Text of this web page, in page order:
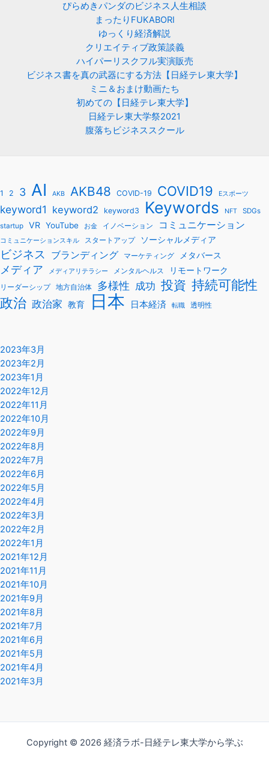
ぴらめきパンダのビジネス人生相談
まったりFUKABORI
ゆっくり経済解説
クリエイティブ政策談義
ハイパーリスクフル実演販売
ビジネス書を真の武器にする方法【日経テレ東大学】
ミニ＆おまけ動画たち
初めての【日経テレ東大学】
日経テレ東大学祭2021
腹落ちビジネススクール
1 2 3 AI AKB AKB48 COVID-19 COVID19 Eスポーツ
keyword1 keyword2 keyword3 Keywords NFT
SDGs
startup
VR YouTube お金 イノベーション コミュニケーション
コミュニケーションスキル スタートアップ ソーシャルメディア
ビジネス ブランディング マーケティング メタバース
メディア メディアリテラシー メンタルヘルス リモートワーク
リーダーシップ 地方自治体 多様性 成功 投資 持続可能性
政治 政治家 教育 日本 日本経済 転職 透明性
2023年3月
2023年2月
2023年1月
2022年12月
2022年11月
2022年10月
2022年9月
2022年8月
2022年7月
2022年6月
2022年5月
2022年4月
2022年3月
2022年2月
2022年1月
2021年12月
2021年11月
2021年10月
2021年9月
2021年8月
2021年7月
2021年6月
2021年5月
2021年4月
2021年3月
Copyright © 2026 経済ラボ-日経テレ東大学から学ぶ